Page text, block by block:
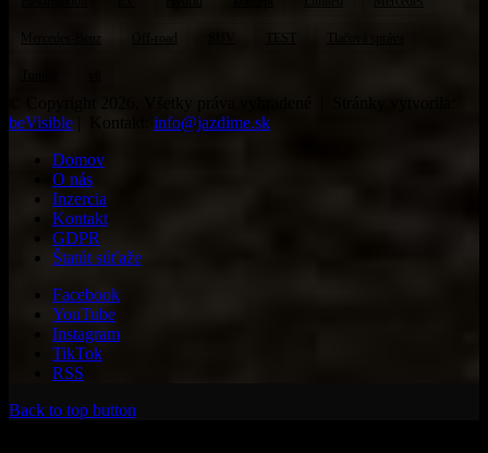
Mercedes-Benz Off-road TEST
beVisible | Kontakt: info@jazdime.sk
Domov
O nás
Inzercia
Kontakt
GDPR
Štatút súťaže
Facebook
YouTube
Instagram
TikTok
RSS
Back to top button